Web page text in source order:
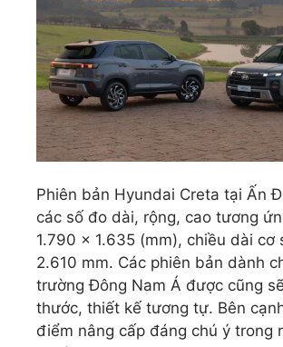
Phiên bản Hyundai Creta tại Ấn
các số đo dài, rộng, cao tương
1.790 x 1.635 (mm), chiều dài cơ
2.610 mm. Các phiên bản dành
trường Đông Nam Á được cũng
thước, thiết kế tương tự. Bên
điểm nâng cấp đáng chú ý trong